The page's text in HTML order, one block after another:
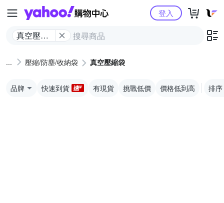
Yahoo購物中心
真空壓縮
登入
壓縮/防塵/收納袋 真空壓縮袋
品牌 快速到貨 有現貨 挑戰低價 價格低到高 排序